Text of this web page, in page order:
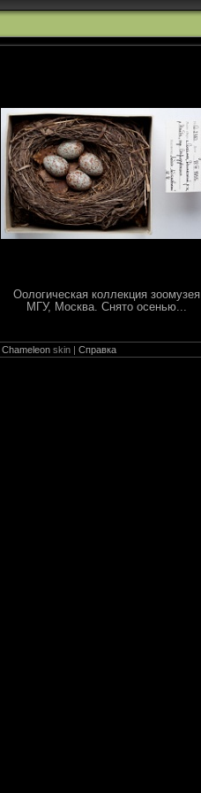
Оологическая коллекция зоомузея
МГУ, Москва. Снято осенью...
Chameleon skin | Справка